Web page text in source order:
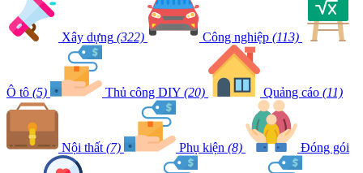
Xây dựng (322) Công nghiệp (113)
Ô tô (5) Thủ công DIY (20) Quảng cáo (11)
Nội thất (7) Phụ kiện (8) Đóng gói